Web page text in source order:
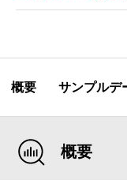
概要 サンプルデ
概要